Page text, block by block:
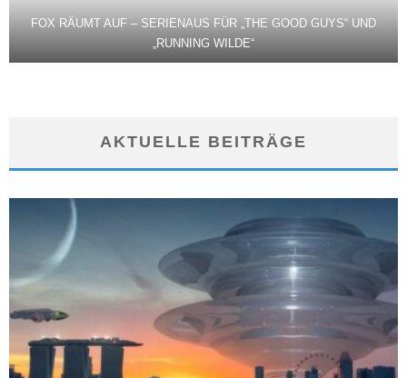
FOX RÄUMT AUF – SERIENAUS FÜR „THE GOOD GUYS“ UND
„RUNNING WILDE“
AKTUELLE BEITRÄGE